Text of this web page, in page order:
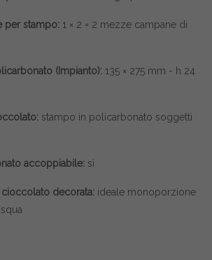
per stampo: 1 × 2 = 2 mezze campane di
(Impianto): 135 × 275 mm - h 24
stampo in policarbonato soggetti
accoppiabile: si
decorata: ideale monoporzione